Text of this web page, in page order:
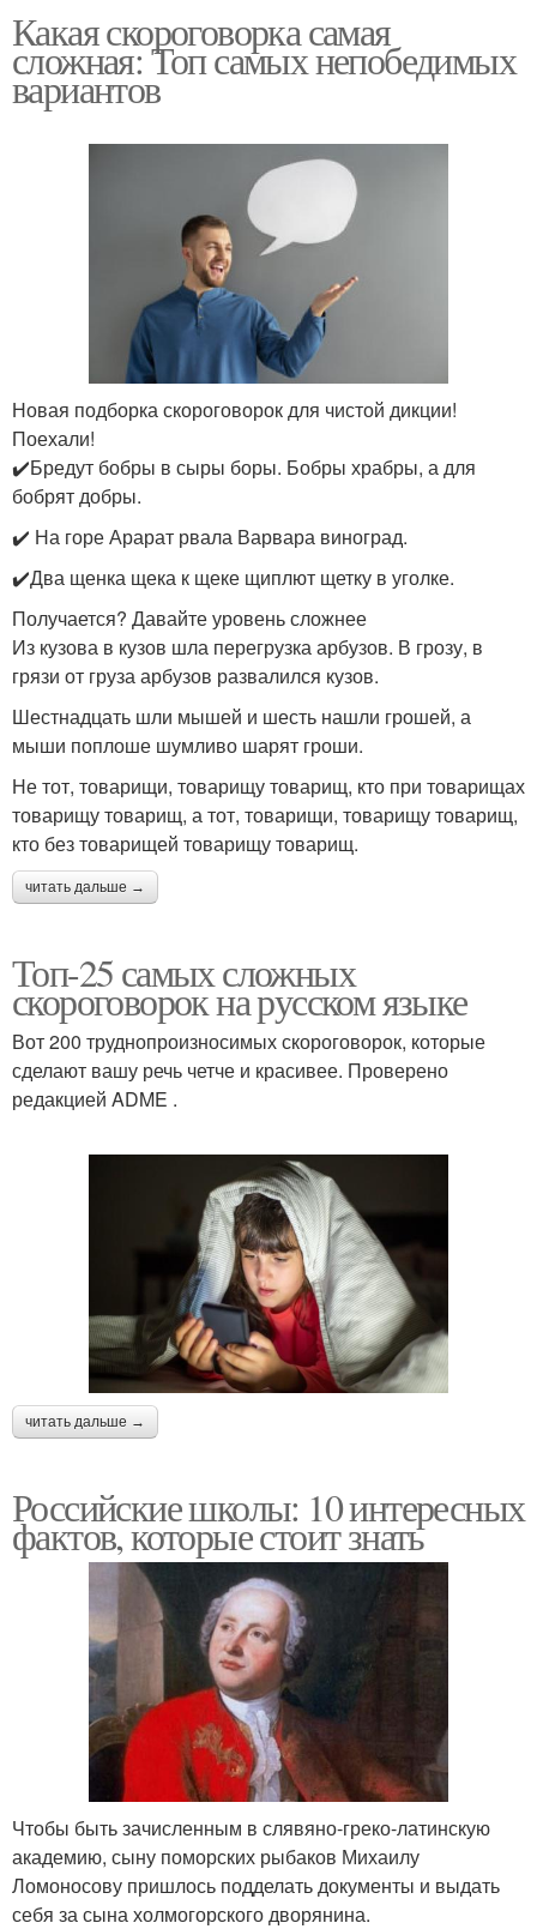
Какая скороговорка самая
сложная: Топ самых непобедимых
вариантов
Новая подборка скороговорок для чистой дикции!
Поехали!
✔️Бредут бобры в сыры боры. Бобры храбры, а для
бобрят добры.
✔️ На горе Арарат рвала Варвара виноград.
✔️Два щенка щека к щеке щиплют щетку в уголке.
Получается? Давайте уровень сложнее
Из кузова в кузов шла перегрузка арбузов. В грозу, в
грязи от груза арбузов развалился кузов.
Шестнадцать шли мышей и шесть нашли грошей, а
мыши поплоше шумливо шарят гроши.
Не тот, товарищи, товарищу товарищ, кто при товарищах
товарищу товарищ, а тот, товарищи, товарищу товарищ,
кто без товарищей товарищу товарищ.
читать дальше →
Топ-25 самых сложных
скороговорок на русском языке
Вот 200 труднопроизносимых скороговорок, которые
сделают вашу речь четче и красивее. Проверено
редакцией ADME .
читать дальше →
Российские школы: 10 интересных
фактов, которые стоит знать
Чтобы быть зачисленным в слявяно-греко-латинскую
академию, сыну поморских рыбаков Михаилу
Ломоносову пришлось подделать документы и выдать
себя за сына холмогорского дворянина.